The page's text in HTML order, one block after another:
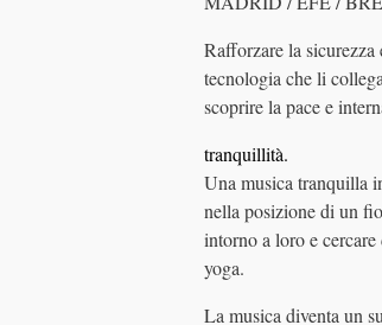
Rafforzare la
tecnologia che li
scoprire la pace e
tranquillità.
Una musica tranquilla
nella posizione di un
intorno a loro e
yoga.
La musica diventa un